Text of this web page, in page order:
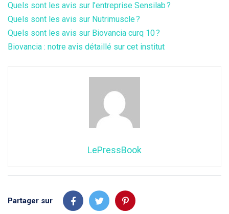
Quels sont les avis sur l’entreprise Sensilab ?
Quels sont les avis sur Nutrimuscle ?
Quels sont les avis sur Biovancia curq 10 ?
Biovancia : notre avis détaillé sur cet institut
LePressBook
Partager sur